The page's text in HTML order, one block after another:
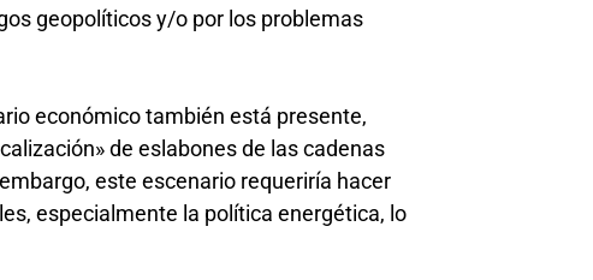
geopolíticos y/o por los problemas
económico también está presente,
de eslabones de las cadenas
este escenario requeriría hacer
especialmente la política energética, lo